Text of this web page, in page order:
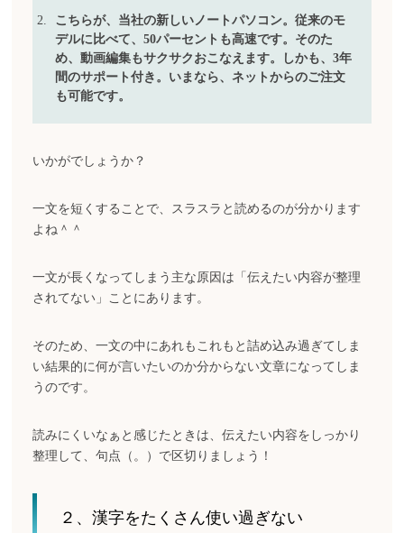
こちらが、当社の新しいノートパソコン。従来のモ
デルに比べて、50パーセントも高速です。そのた
め、動画編集もサクサクおこなえます。しかも、3年
間のサポート付き。いまなら、ネットからのご注文
も可能です。
いかがでしょうか？
一文を短くすることで、スラスラと読めるのが分かります
よね＾＾
一文が長くなってしまう主な原因は「伝えたい内容が整理
されてない」ことにあります。
そのため、一文の中にあれもこれもと詰め込み過ぎてしま
い結果的に何が言いたいのか分からない文章になってしま
うのです。
読みにくいなぁと感じたときは、伝えたい内容をしっかり
整理して、句点（。）で区切りましょう！
２、漢字をたくさん使い過ぎない